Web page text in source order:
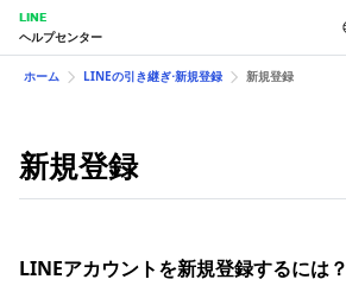
LINE
ヘルプセンター
ホーム LINEの引き継ぎ⋅新規登録 新規登録
新規登録
LINEアカウントを新規登録するには？